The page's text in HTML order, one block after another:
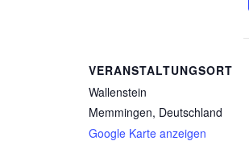
VERANSTALTUNGSORT
Wallenstein
Memmingen, Deutschland
Google Karte anzeigen